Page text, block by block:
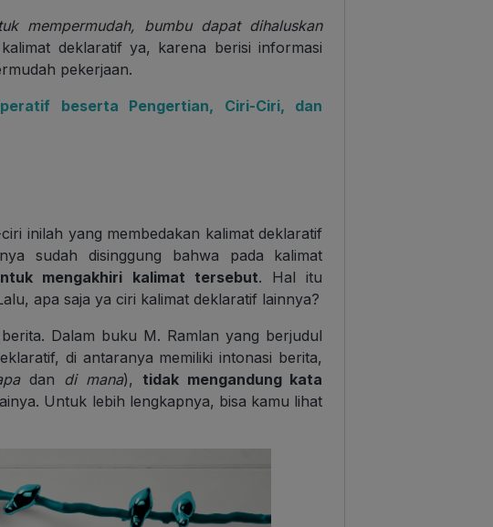
mempermudah, bumbu dapat dihaluskan
deklaratif ya, karena berisi informasi
pekerjaan.
beserta Pengertian, Ciri-Ciri, dan
inilah yang membedakan kalimat deklaratif
sudah disinggung bahwa pada kalimat
mengakhiri kalimat tersebut. Hal itu
apa saja ya ciri kalimat deklaratif lainnya?
Dalam buku M. Ramlan yang berjudul
di antaranya memiliki intonasi berita,
dan di mana), tidak mengandung kata
Untuk lebih lengkapnya, bisa kamu lihat